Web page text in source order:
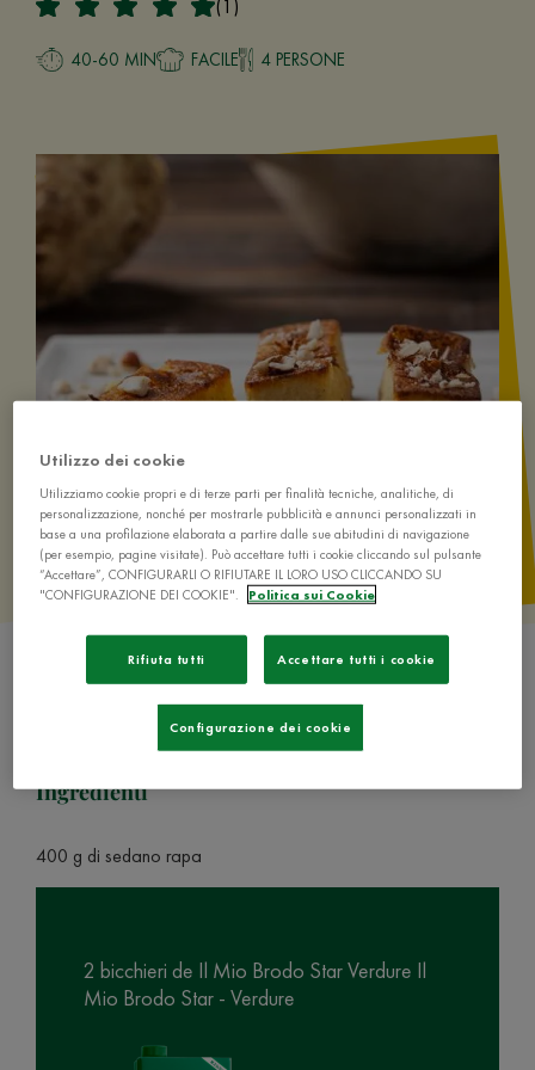
(1)
40-60 MIN FACILE 4 PERSONE
Ingredienti
400 g di sedano rapa
2 bicchieri de Il Mio Brodo Star Verdure Il
Mio Brodo Star - Verdure
Utilizzo dei cookie
Utilizziamo cookie propri e di terze parti per finalità tecniche, analitiche, di
personalizzazione, nonché per mostrarle pubblicità e annunci personalizzati in
base a una profilazione elaborata a partire dalle sue abitudini di navigazione
(per esempio, pagine visitate). Può accettare tutti i cookie cliccando sul pulsante
“Accettare”, CONFIGURARLI O RIFIUTARE IL LORO USO CLICCANDO SU
"CONFIGURAZIONE DEI COOKIE".
Politica sui Cookie
Rifiuta tutti Accettare tutti i cookie
Configurazione dei cookie